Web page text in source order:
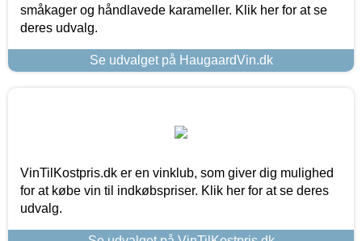
småkager og håndlavede karameller. Klik her for at se
deres udvalg.
Se udvalget på HaugaardVin.dk
VinTilKostpris.dk er en vinklub, som giver dig mulighed
for at købe vin til indkøbspriser. Klik her for at se deres
udvalg.